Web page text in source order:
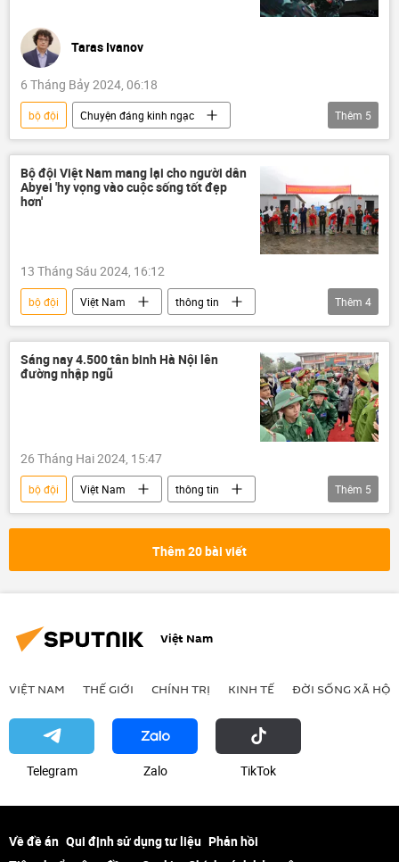
Taras Ivanov
6 Tháng Bảy 2024, 06:18
bộ đội
Chuyện đáng kinh ngạc
Việt Nam
Tác giả
Quan điểm-Ý kiến
Chiến sĩ
Lữ hành – Khám phá
Xã hội
Thêm 5
Bộ đội Việt Nam mang lại cho người dân
Abyei 'hy vọng vào cuộc sống tốt đẹp
hơn'
13 Tháng Sáu 2024, 16:12
bộ đội Việt Nam
thông tin
Bộ Quốc phòng Việt Nam
quân đội
Quân đội Nhân dân Việt Nam
Cục Gìn giữ hòa bình Việt Nam
Thêm 4
Sáng nay 4.500 tân binh Hà Nội lên
đường nhập ngũ
26 Tháng Hai 2024, 15:47
bộ đội Việt Nam
thông tin
nghĩa vụ quân sự
thanh niên
Bộ Quốc phòng Việt Nam
Thêm 5
Thêm 20 bài viết
Việt Nam
VIỆT NAM THẾ GIỚI CHÍNH TRỊ KINH TẾ ĐỜI SỐNG XÃ HỘI
Telegram Zalo ТikТоk
Về đề án Qui định sử dụng tư liệu Phản hồi